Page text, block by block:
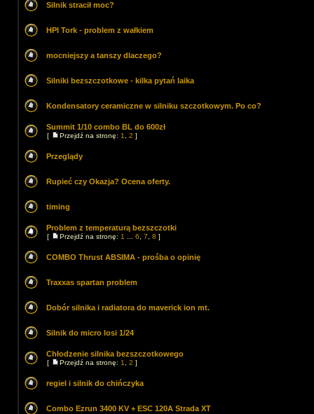
Silnik stracił moc?
HPI Tork - problem z wałkiem
mocniejszy a tanszy dlaczego?
Silniki bezszczotkowe - kilka pytań laika
Kondensatory ceramiczne w silniku szczotkowym. Po co?
Summit 1/10 combo BL do 600zł
[ Przejdź na stronę: 1 2 ]
Przeglądy
Rupieć czy Okazja? Ocena oferty.
timing
Problem z temperaturą bezszczotki
[ Przejdź na stronę: 1 6 7 8 ]
COMBO Thrust ABSIMA - prośba o opinię
Traxxas spartan problem
Dobór silnika i radiatora do maverick ion mt.
Silnik do micro losi 1/24
Chłodzenie silnika bezszczotkowego
[ Przejdź na stronę: 1 2 ]
regiel i silnik do chińczyka
Combo Ezrun 3400 KV + ESC 120A Strada XT